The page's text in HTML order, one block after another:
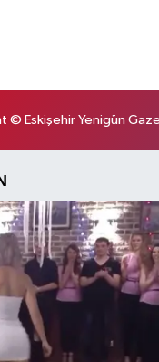
© Eskişehir Yenigün